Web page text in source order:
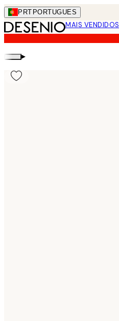
Skip
to
main
content.
PRT PORTUGUES
MAIS VENDIDOS
▸